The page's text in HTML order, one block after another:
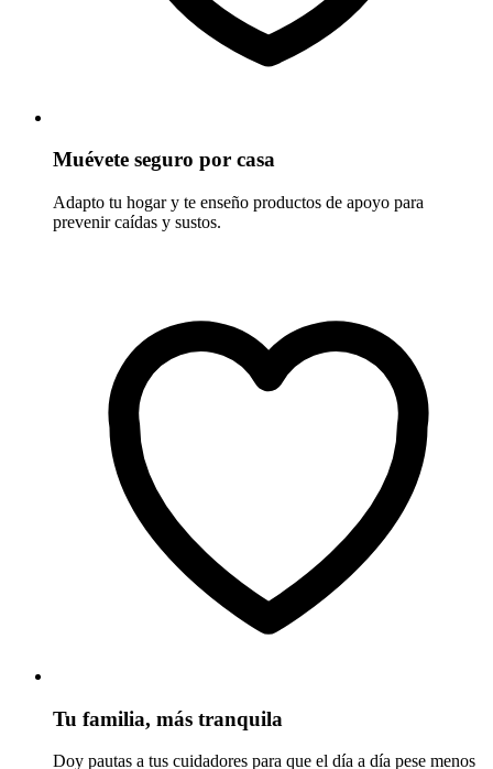
Muévete seguro por casa
Adapto tu hogar y te enseño productos de apoyo para
prevenir caídas y sustos.
Tu familia, más tranquila
Doy pautas a tus cuidadores para que el día a día pese menos